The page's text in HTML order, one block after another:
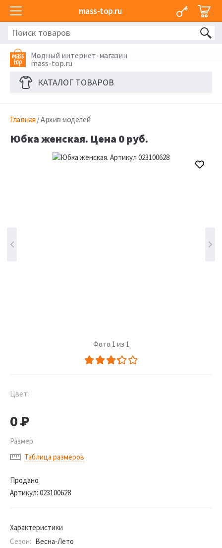
mass-top.ru
Модный интернет-магазин
mass-top.ru
КАТАЛОГ ТОВАРОВ
Главная / Архив моделей
Юбка женская. Цена 0 руб.
Фото 1 из 1
Цвет:
0Р
Размер
Таблица размеров
Продано
Артикул: 023100628
Характеристики
Сезон: Весна-Лето